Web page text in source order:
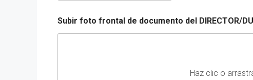
Subir foto frontal de documento del DIRECTOR/
Haz clic o